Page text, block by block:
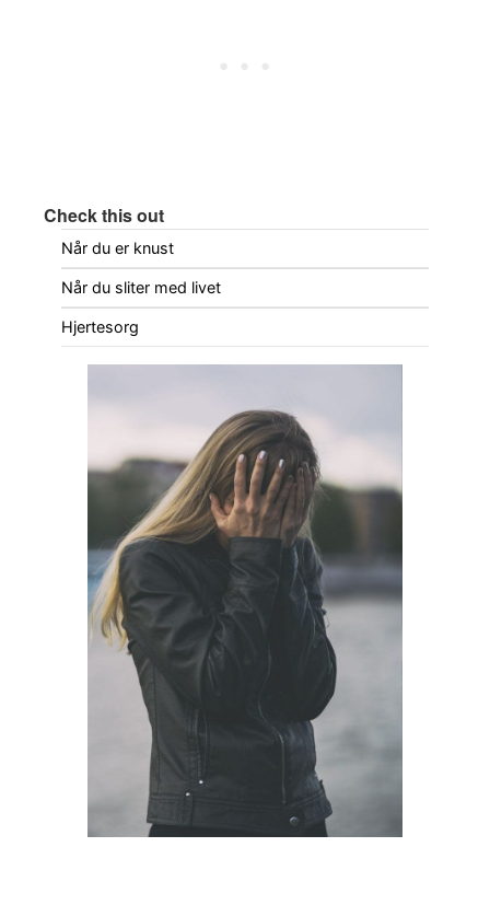
Check this out
Når du er knust
Når du sliter med livet
Hjertesorg